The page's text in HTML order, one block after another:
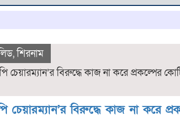
,শিরনাম
বিরুদ্ধে কাজ না করে প্রকল্পের
বিরুদ্ধে কাজ না করে